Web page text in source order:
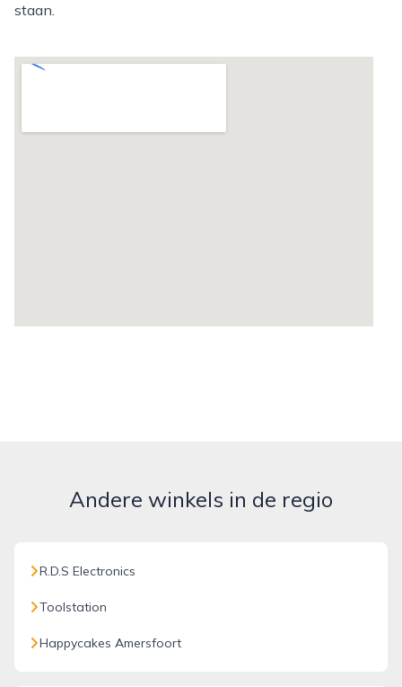
staan.
Andere winkels in de regio
R.D.S Electronics
Toolstation
Happycakes Amersfoort